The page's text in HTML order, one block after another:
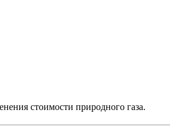
стоимости природного газа.